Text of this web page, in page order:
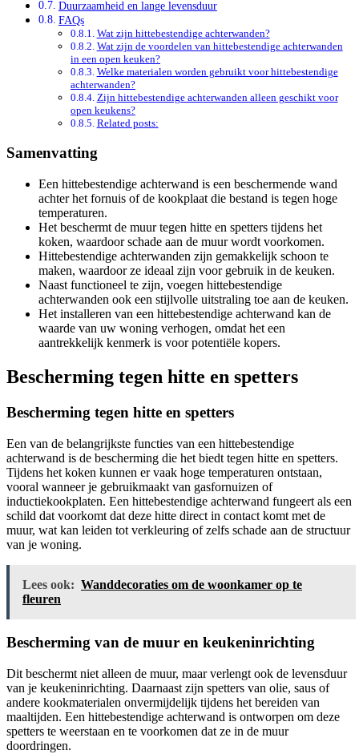
Duurzaamheid en lange levensduur
FAQs
Wat zijn hittebestendige achterwanden?
Wat zijn de voordelen van hittebestendige achterwanden
in een open keuken?
Welke materialen worden gebruikt voor hittebestendige
achterwanden?
Zijn hittebestendige achterwanden alleen geschikt voor
open keukens?
Related posts:
Samenvatting
Een hittebestendige achterwand is een beschermende wand
achter het fornuis of de kookplaat die bestand is tegen hoge
temperaturen.
Het beschermt de muur tegen hitte en spetters tijdens het
koken, waardoor schade aan de muur wordt voorkomen.
Hittebestendige achterwanden zijn gemakkelijk schoon te
maken, waardoor ze ideaal zijn voor gebruik in de keuken.
Naast functioneel te zijn, voegen hittebestendige
achterwanden ook een stijlvolle uitstraling toe aan de keuken.
Het installeren van een hittebestendige achterwand kan de
waarde van uw woning verhogen, omdat het een
aantrekkelijk kenmerk is voor potentiële kopers.
Bescherming tegen hitte en spetters
Bescherming tegen hitte en spetters
Een van de belangrijkste functies van een hittebestendige
achterwand is de bescherming die het biedt tegen hitte en spetters.
Tijdens het koken kunnen er vaak hoge temperaturen ontstaan,
vooral wanneer je gebruikmaakt van gasfornuizen of
inductiekookplaten. Een hittebestendige achterwand fungeert als een
schild dat voorkomt dat deze hitte direct in contact komt met de
muur, wat kan leiden tot verkleuring of zelfs schade aan de structuur
van je woning.
Lees ook: Wanddecoraties om de woonkamer op te
fleuren
Bescherming van de muur en keukeninrichting
Dit beschermt niet alleen de muur, maar verlengt ook de levensduur
van je keukeninrichting. Daarnaast zijn spetters van olie, saus of
andere kookmaterialen onvermijdelijk tijdens het bereiden van
maaltijden. Een hittebestendige achterwand is ontworpen om deze
spetters te weerstaan en te voorkomen dat ze in de muur
doordringen.